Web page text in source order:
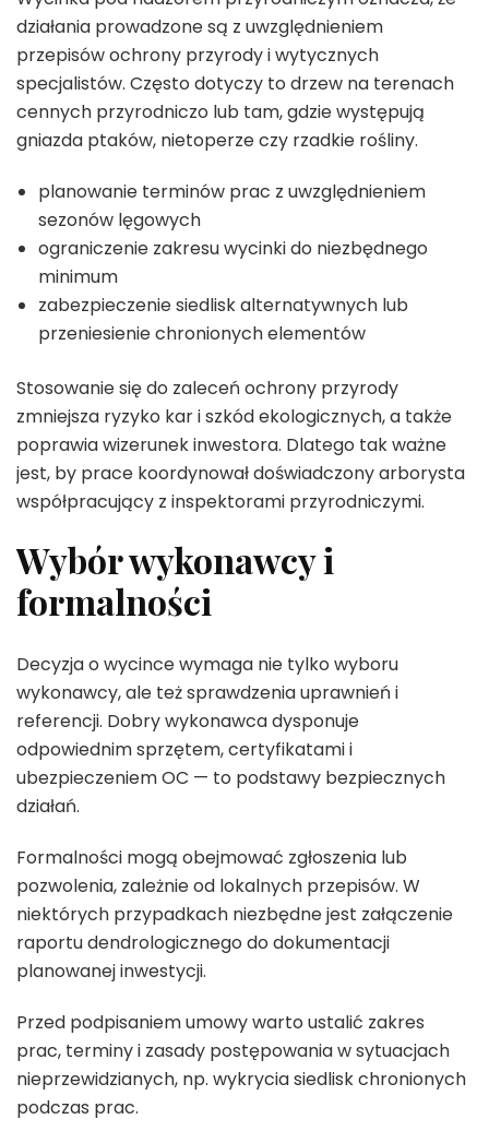
działania prowadzone są z uwzględnieniem
przepisów ochrony przyrody i wytycznych
specjalistów. Często dotyczy to drzew na terenach
cennych przyrodniczo lub tam, gdzie występują
gniazda ptaków, nietoperze czy rzadkie rośliny.
planowanie terminów prac z uwzględnieniem
sezonów lęgowych
ograniczenie zakresu wycinki do niezbędnego
minimum
zabezpieczenie siedlisk alternatywnych lub
przeniesienie chronionych elementów
Stosowanie się do zaleceń ochrony przyrody
zmniejsza ryzyko kar i szkód ekologicznych, a także
poprawia wizerunek inwestora. Dlatego tak ważne
jest, by prace koordynował doświadczony arborysta
współpracujący z inspektorami przyrodniczymi.
Wybór wykonawcy i
formalności
Decyzja o wycince wymaga nie tylko wyboru
wykonawcy, ale też sprawdzenia uprawnień i
referencji. Dobry wykonawca dysponuje
odpowiednim sprzętem, certyfikatami i
ubezpieczeniem OC — to podstawy bezpiecznych
działań.
Formalności mogą obejmować zgłoszenia lub
pozwolenia, zależnie od lokalnych przepisów. W
niektórych przypadkach niezbędne jest załączenie
raportu dendrologicznego do dokumentacji
planowanej inwestycji.
Przed podpisaniem umowy warto ustalić zakres
prac, terminy i zasady postępowania w sytuacjach
nieprzewidzianych, np. wykrycia siedlisk chronionych
podczas prac.